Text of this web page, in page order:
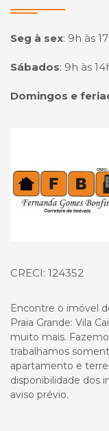
Seg à sex: 9h às
Sábados: 9h às
Domingos e
CRECI: 124352
Encontre o imóvel
Praia Grande: Vila
muito mais.
trabalhamos
apartamento e
disponibilidade dos
aviso prévio.